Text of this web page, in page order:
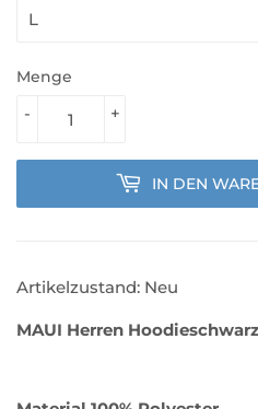
Menge
+
-
IN DEN
Artikelzustand: Neu
MAUI Herren Hoodieschwarz